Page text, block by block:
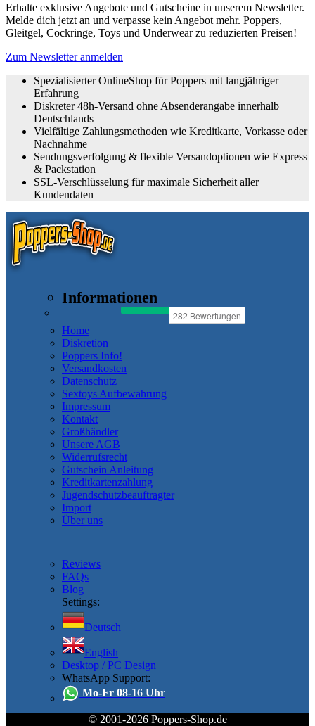
Erhalte exklusive Angebote und Gutscheine in unserem Newsletter.
Melde dich jetzt an und verpasse kein Angebot mehr. Poppers,
Gleitgel, Cockringe, Toys und Underwear zu reduzierten Preisen!
Zum Newsletter anmelden
Spezialisierter OnlineShop für Poppers mit langjähriger
Erfahrung
Diskreter 48h-Versand ohne Absenderangabe innerhalb
Deutschlands
Vielfältige Zahlungsmethoden wie Kreditkarte, Vorkasse oder
Nachnahme
Sendungsverfolgung & flexible Versandoptionen wie Express
& Packstation
SSL-Verschlüsselung für maximale Sicherheit aller
Kundendaten
Informationen
Home
Diskretion
Poppers Info!
Versandkosten
Datenschutz
Sextoys Aufbewahrung
Impressum
Kontakt
Großhändler
Unsere AGB
Widerrufsrecht
Gutschein Anleitung
Kreditkartenzahlung
Jugendschutzbeauftragter
Import
Über uns
Reviews
FAQs
Blog
Settings:
Deutsch
English
Desktop / PC Design
WhatsApp Support:
Mo-Fr 08-16 Uhr
© 2001-2026 Poppers-Shop.de